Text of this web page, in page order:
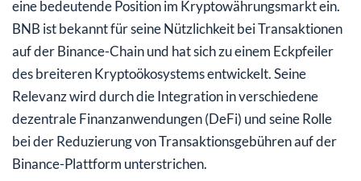
eine bedeutende Position im Kryptowährungsmarkt ein.
BNB ist bekannt für seine Nützlichkeit bei Transaktionen
auf der Binance-Chain und hat sich zu einem Eckpfeiler
des breiteren Kryptoökosystems entwickelt. Seine
Relevanz wird durch die Integration in verschiedene
dezentrale Finanzanwendungen (DeFi) und seine Rolle
bei der Reduzierung von Transaktionsgebühren auf der
Binance-Plattform unterstrichen.